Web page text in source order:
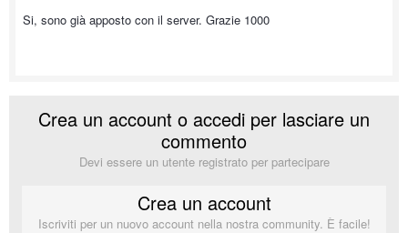
Si, sono già apposto con il server. Grazie 1000
Crea un account o accedi per lasciare un
commento
Devi essere un utente registrato per partecipare
Crea un account
Iscriviti per un nuovo account nella nostra community. È facile!